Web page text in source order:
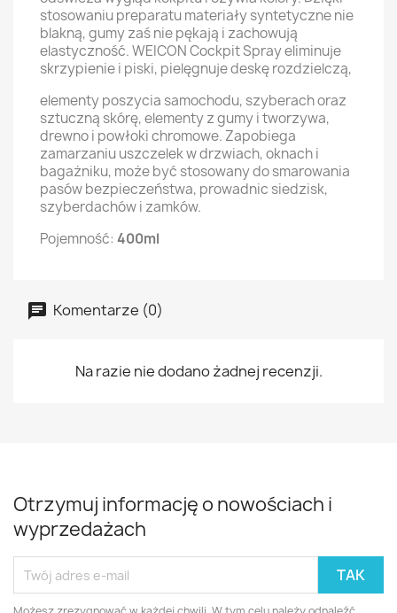
stosowaniu preparatu materiały syntetyczne nie
blakną, gumy zaś nie pękają i zachowują
elastyczność. WEICON Cockpit Spray eliminuje
skrzypienie i piski, pielęgnuje deskę rozdzielczą,
elementy poszycia samochodu, szyberach oraz
sztuczną skórę, elementy z gumy i tworzywa,
drewno i powłoki chromowe. Zapobiega
zamarzaniu uszczelek w drzwiach, oknach i
bagażniku, może być stosowany do smarowania
pasów bezpieczeństwa, prowadnic siedzisk,
szyberdachów i zamków.
Pojemność: 400ml
Komentarze (0)
Na razie nie dodano żadnej recenzji.
Otrzymuj informację o nowościach i
wyprzedażach